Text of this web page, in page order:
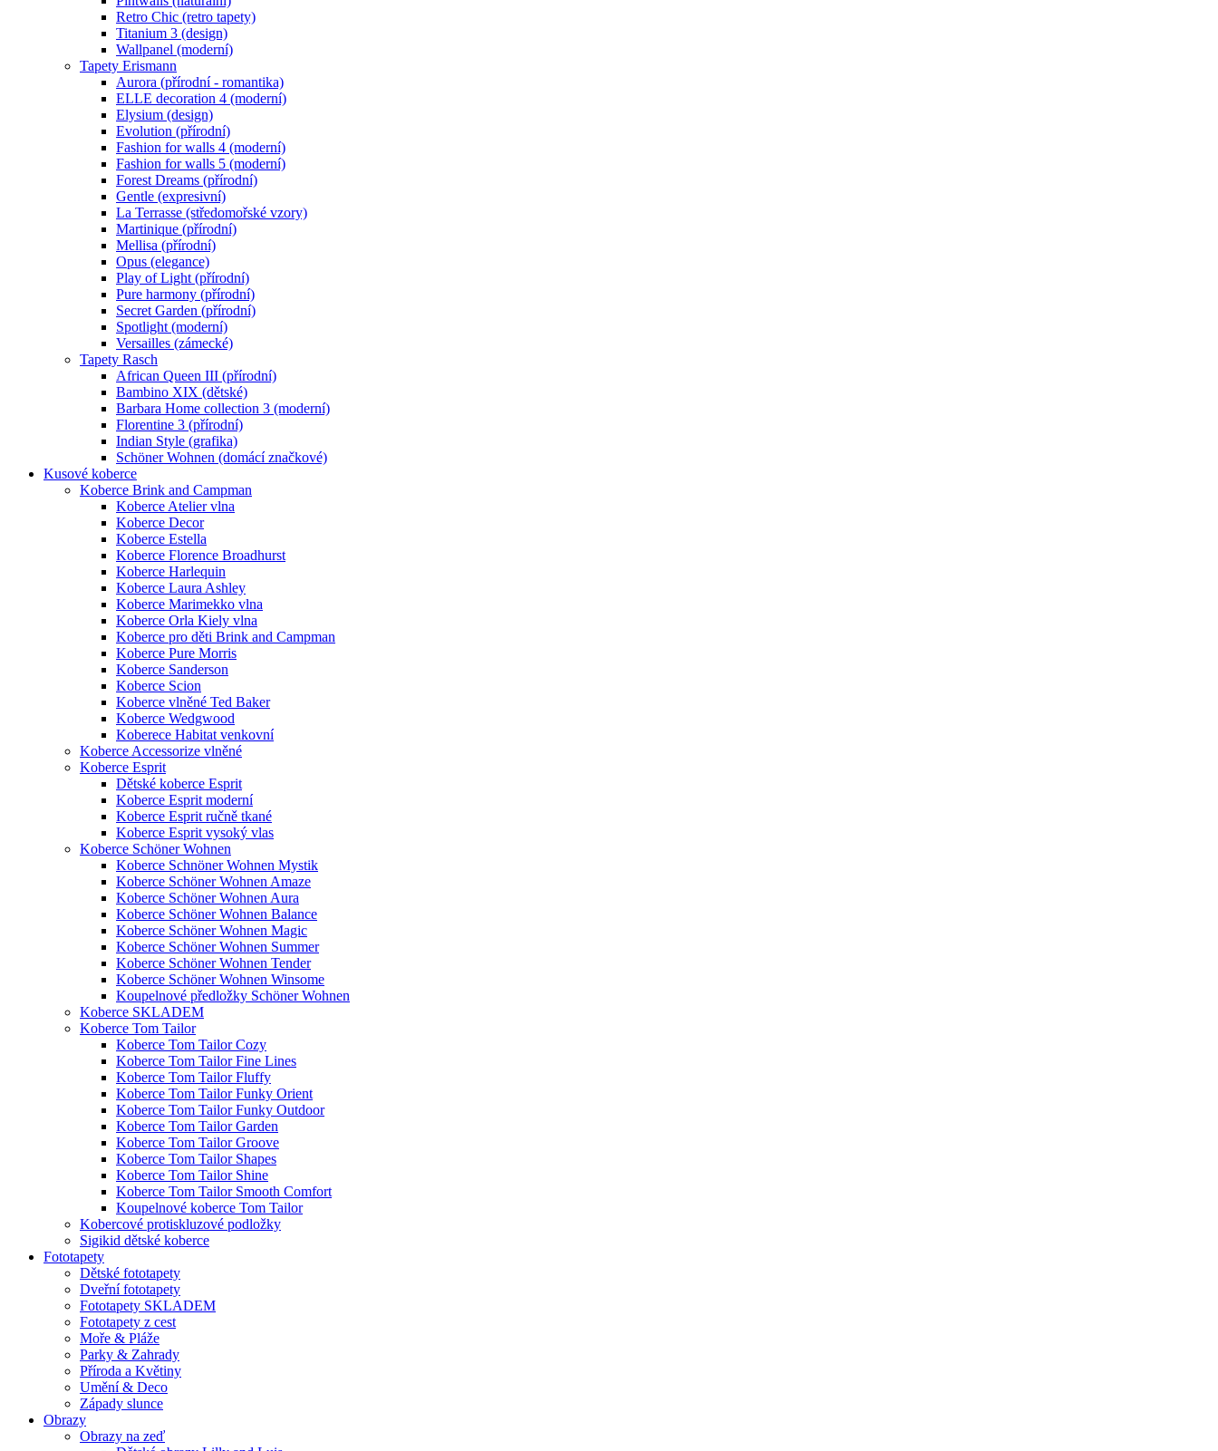
Retro Chic (retro tapety)
Titanium 3 (design)
Wallpanel (moderní)
Tapety Erismann
Aurora (přírodní - romantika)
ELLE decoration 4 (moderní)
Elysium (design)
Evolution (přírodní)
Fashion for walls 4 (moderní)
Fashion for walls 5 (moderní)
Forest Dreams (přírodní)
Gentle (expresivní)
La Terrasse (středomořské vzory)
Martinique (přírodní)
Mellisa (přírodní)
Opus (elegance)
Play of Light (přírodní)
Pure harmony (přírodní)
Secret Garden (přírodní)
Spotlight (moderní)
Versailles (zámecké)
Tapety Rasch
African Queen III (přírodní)
Bambino XIX (dětské)
Barbara Home collection 3 (moderní)
Florentine 3 (přírodní)
Indian Style (grafika)
Schöner Wohnen (domácí značkové)
Kusové koberce
Koberce Brink and Campman
Koberce Atelier vlna
Koberce Decor
Koberce Estella
Koberce Florence Broadhurst
Koberce Harlequin
Koberce Laura Ashley
Koberce Marimekko vlna
Koberce Orla Kiely vlna
Koberce pro děti Brink and Campman
Koberce Pure Morris
Koberce Sanderson
Koberce Scion
Koberce vlněné Ted Baker
Koberce Wedgwood
Koberece Habitat venkovní
Koberce Accessorize vlněné
Koberce Esprit
Dětské koberce Esprit
Koberce Esprit moderní
Koberce Esprit ručně tkané
Koberce Esprit vysoký vlas
Koberce Schöner Wohnen
Koberce Schnöner Wohnen Mystik
Koberce Schöner Wohnen Amaze
Koberce Schöner Wohnen Aura
Koberce Schöner Wohnen Balance
Koberce Schöner Wohnen Magic
Koberce Schöner Wohnen Summer
Koberce Schöner Wohnen Tender
Koberce Schöner Wohnen Winsome
Koupelnové předložky Schöner Wohnen
Koberce SKLADEM
Koberce Tom Tailor
Koberce Tom Tailor Cozy
Koberce Tom Tailor Fine Lines
Koberce Tom Tailor Fluffy
Koberce Tom Tailor Funky Orient
Koberce Tom Tailor Funky Outdoor
Koberce Tom Tailor Garden
Koberce Tom Tailor Groove
Koberce Tom Tailor Shapes
Koberce Tom Tailor Shine
Koberce Tom Tailor Smooth Comfort
Koupelnové koberce Tom Tailor
Kobercové protiskluzové podložky
Sigikid dětské koberce
Fototapety
Dětské fototapety
Dveřní fototapety
Fototapety SKLADEM
Fototapety z cest
Moře & Pláže
Parky & Zahrady
Příroda a Květiny
Umění & Deco
Západy slunce
Obrazy
Obrazy na zeď